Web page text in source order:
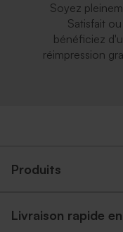
Soyez
Satisfait ou
bénéficiez
réimpression
Produits
Livraison rapide